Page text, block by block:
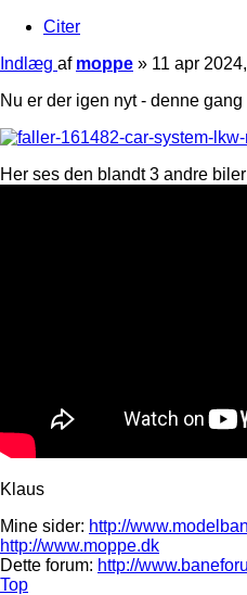
Citer
Indlæg af moppe » 11 apr
Nu er der igen nyt - denne
Her ses den blandt 3 andre
Klaus
Mine sider: http://
http://www.moppe.dk
Dette forum: http://
Top